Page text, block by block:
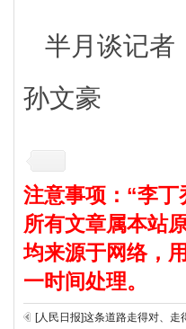
半月谈记者
孙文豪
注意事项：“李
所有文章属本站
均来源于网络，
一时间处理。